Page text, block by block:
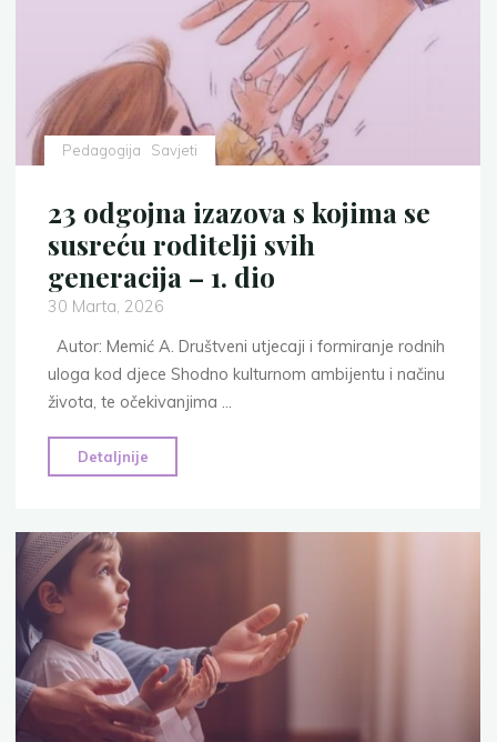
roditeljskoj
ljubavi"
Pedagogija Savjeti
23 odgojna izazova s kojima se
susreću roditelji svih
generacija – 1. dio
30 Marta, 2026
Autor: Memić A. Društveni utjecaji i formiranje rodnih
uloga kod djece Shodno kulturnom ambijentu i načinu
života, te očekivanjima …
Detaljnije
odgojna
s
roditelji
svih
generacija
–